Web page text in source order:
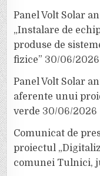
Panel Volt Solar
„Instalare de
produse de
fizice” 30/06/2026
Panel Volt Solar
aferente unui
verde 30/06/2026
Comunicat de
proiectul
comunei Tulnici,